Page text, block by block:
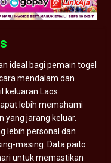
ideal bagi pemain togel
mendalam dan
keluaran Laos
lebih memahami
yang jarang keluar.
lebih personal dan
masing. Data paito
untuk memastikan